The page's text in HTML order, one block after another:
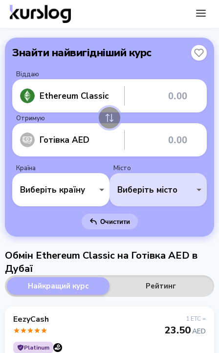
Знайти найвигідніший курс
Віддаю
Ethereum Classic
Отримую
Готівка AED
Країна
Виберіть країну
Місто
Виберіть місто
Очистити
Обмін Ethereum Classic на Готівка AED в
Дубаї
Найкращий курс Рейтинг
EezyCash
Platinum
1 ETC =
23.50AED